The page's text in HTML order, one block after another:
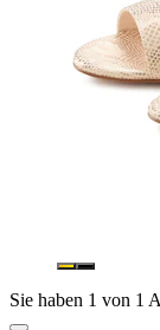
Sie haben 1 von 1